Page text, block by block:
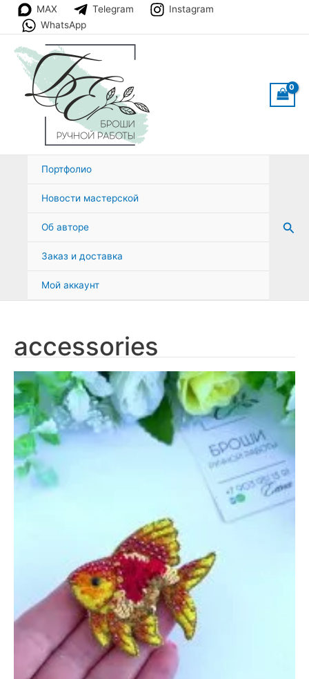
Перейти
содержимому
MAX Telegram
Instagram
WhatsApp
Портфолио
Новости мастерской
Об авторе
Заказ и доставка
Мой аккаунт
accessories